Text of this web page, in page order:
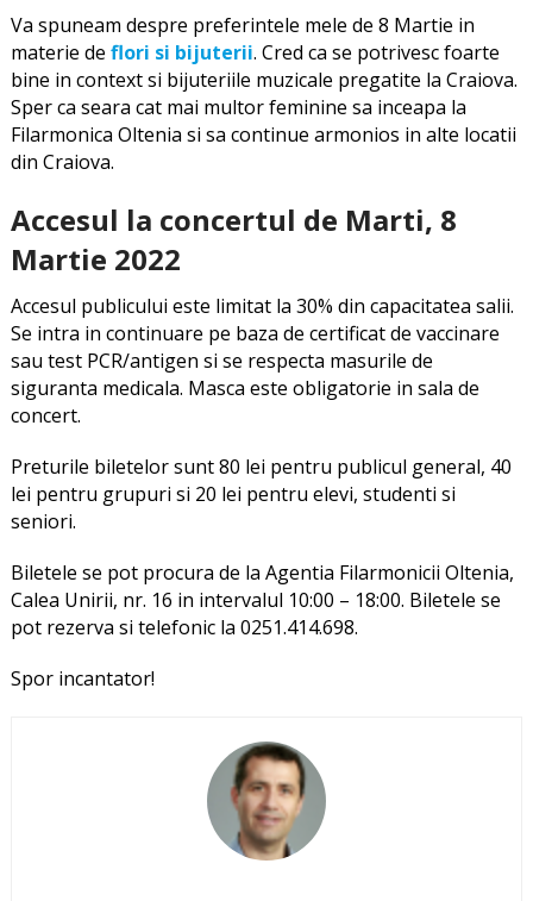
Va spuneam despre preferintele mele de 8 Martie in
materie de flori si bijuterii. Cred ca se potrivesc foarte
bine in context si bijuteriile muzicale pregatite la Craiova.
Sper ca seara cat mai multor feminine sa inceapa la
Filarmonica Oltenia si sa continue armonios in alte locatii
din Craiova.
Accesul la concertul de Marti, 8
Martie 2022
Accesul publicului este limitat la 30% din capacitatea salii.
Se intra in continuare pe baza de certificat de vaccinare
sau test PCR/antigen si se respecta masurile de
siguranta medicala. Masca este obligatorie in sala de
concert.
Preturile biletelor sunt 80 lei pentru publicul general, 40
lei pentru grupuri si 20 lei pentru elevi, studenti si
seniori.
Biletele se pot procura de la Agentia Filarmonicii Oltenia,
Calea Unirii, nr. 16 in intervalul 10:00 – 18:00. Biletele se
pot rezerva si telefonic la 0251.414.698.
Spor incantator!